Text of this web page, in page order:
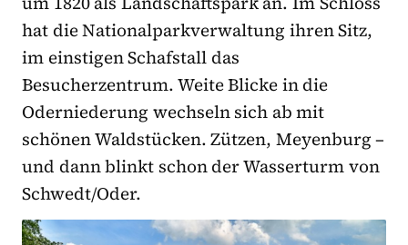
hat die Nationalparkverwaltung ihren Sitz,
im einstigen Schafstall das
Besucherzentrum. Weite Blicke in die
Oderniederung wechseln sich ab mit
schönen Waldstücken. Zützen, Meyenburg –
und dann blinkt schon der Wasserturm von
Schwedt/Oder.